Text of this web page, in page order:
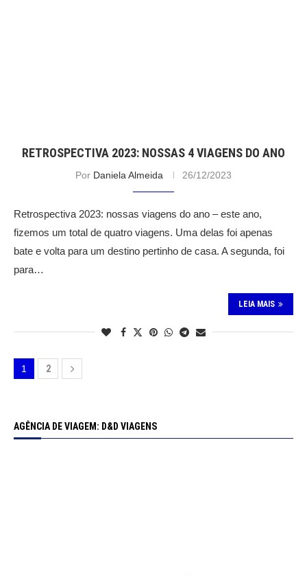
RETROSPECTIVA 2023: NOSSAS 4 VIAGENS DO ANO
Por Daniela Almeida 26/12/2023
Retrospectiva 2023: nossas viagens do ano – este ano,
fizemos um total de quatro viagens. Uma delas foi apenas
bate e volta para um destino pertinho de casa. A segunda, foi
para…
LEIA MAIS
1 2
AGÊNCIA DE VIAGEM: D&D VIAGENS